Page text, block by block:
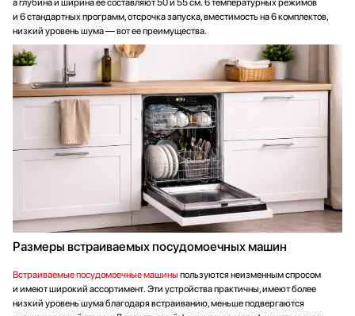
и 6 стандартных программ, отсрочка запуска, вместимость на 6 комплектов,
низкий уровень шума — вот ее преимущества.
Размеры встраиваемых посудомоечных машин
Встраиваемые посудомоечные машины пользуются неизменным спросом
и имеют широкий ассортимент. Эти устройства практичны, имеют более
низкий уровень шума благодаря встраиванию, меньше подвергаются